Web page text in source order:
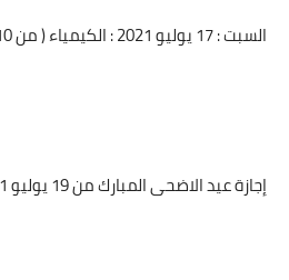
السبت : 17 يوليو 2021 : الكيمياء ( من 10 لـ 1 ظهرا )
إجازة عيد الاضحى المبارك من 19 يوليو 2021 حتى 23 يوليو 2021